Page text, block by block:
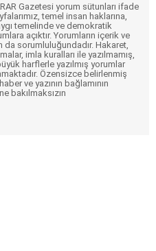
Gazetesi yorum sütunları ifade
temel insan haklarına,
temelinde ve demokratik
açıktır. Yorumların içerik ve
sorumluluğundadır. Hakaret,
imla kuralları ile yazılmamış,
harflerle yazılmış yorumlar
Özensizce belirlenmiş
ve yazının bağlamının
bakılmaksızın